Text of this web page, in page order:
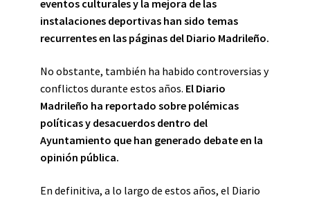
eventos culturales y la mejora de las
instalaciones deportivas han sido temas
recurrentes en las páginas del Diario Madrileño.
No obstante, también ha habido controversias y
conflictos durante estos años. El Diario
Madrileño ha reportado sobre polémicas
políticas y desacuerdos dentro del
Ayuntamiento que han generado debate en la
opinión pública.
En definitiva, a lo largo de estos años, el Diario